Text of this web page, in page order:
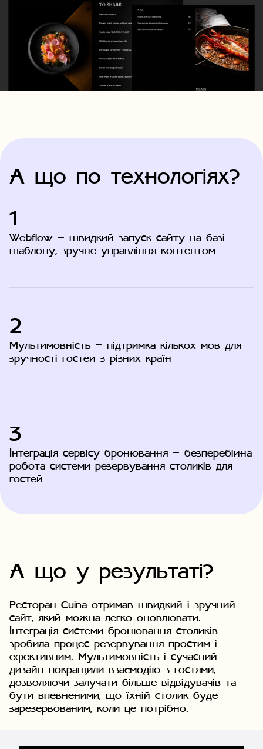
А що по технологіях?
1
Webflow — швидкий запуск сайту на базі
шаблону, зручне управління контентом
2
Мультимовність — підтримка кількох мов для
зручності гостей з різних країн
3
Інтеграція сервісу бронювання — безперебійна
робота системи резервування столиків для
гостей
А що у результаті?
Ресторан Cuina отримав швидкий і зручний
сайт, який можна легко оновлювати.
Інтеграція системи бронювання столиків
зробила процес резервування простим і
ефективним. Мультимовність і сучасний
дизайн покращили взаємодію з гостями,
дозволяючи залучати більше відвідувачів та
бути впевненими, що їхній столик буде
зарезервованим, коли це потрібно.